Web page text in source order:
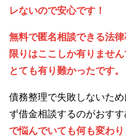
レないので安心です！
無料で匿名相談できる法
限りはここしか有りませ
とても有り難かったです。
債務整理で失敗しないた
ず借金相談するのがおすす
で悩んでいても何も変わ